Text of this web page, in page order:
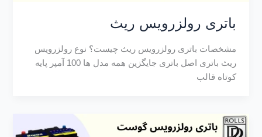
باتری رولزرویس ریث
مشخصات باتری رولزرویس ریث چیست؟ نوع رولزرویس
ریث باتری اصل باتری جایگزین همه مدل ها 100 آمپر پایه
کوتاه قالب